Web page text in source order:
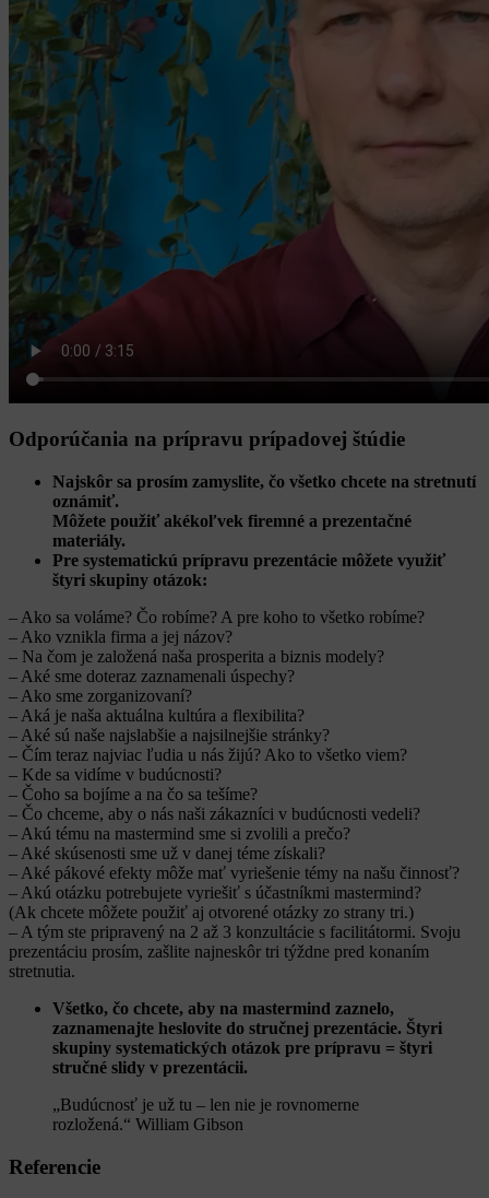
Odporúčania na prípravu prípadovej štúdie
Najskôr sa prosím zamyslite, čo všetko chcete na stretnutí
oznámiť.
Môžete použiť akékoľvek firemné a prezentačné
materiály.
Pre systematickú prípravu prezentácie môžete využiť
štyri skupiny otázok:
– Ako sa voláme? Čo robíme? A pre koho to všetko robíme?
– Ako vznikla firma a jej názov?
– Na čom je založená naša prosperita a biznis modely?
– Aké sme doteraz zaznamenali úspechy?
– Ako sme zorganizovaní?
– Aká je naša aktuálna kultúra a flexibilita?
– Aké sú naše najslabšie a najsilnejšie stránky?
– Čím teraz najviac ľudia u nás žijú? Ako to všetko viem?
– Kde sa vidíme v budúcnosti?
– Čoho sa bojíme a na čo sa tešíme?
– Čo chceme, aby o nás naši zákazníci v budúcnosti vedeli?
– Akú tému na mastermind sme si zvolili a prečo?
– Aké skúsenosti sme už v danej téme získali?
– Aké pákové efekty môže mať vyriešenie témy na našu činnosť?
– Akú otázku potrebujete vyriešiť s účastníkmi mastermind?
(Ak chcete môžete použiť aj otvorené otázky zo strany tri.)
– A tým ste pripravený na 2 až 3 konzultácie s facilitátormi. Svoju
prezentáciu prosím, zašlite najneskôr tri týždne pred konaním
stretnutia.
Všetko, čo chcete, aby na mastermind zaznelo,
zaznamenajte heslovite do stručnej prezentácie. Štyri
skupiny systematických otázok pre prípravu = štyri
stručné slidy v prezentácii.
„Budúcnosť je už tu – len nie je rovnomerne
rozložená.“ William Gibson
Referencie